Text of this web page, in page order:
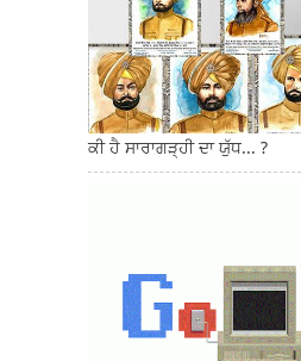
ਕੀ ਹੈ ਸਾਰਾਗੜ੍ਹੀ ਦਾ ਯੁੱਧ... ?